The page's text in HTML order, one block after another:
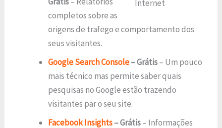
completos sobre as
origens de trafego e comportamento dos
seus visitantes.
Google Search Console– Grátis– Um pouco
mais técnico mas permite saber quais
pesquisas no Google estão trazendo
visitantes par o seu site.
Facebook Insights– Grátis– Informações